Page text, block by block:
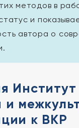
методов в
и
автора о
Институт
и
к ВКР